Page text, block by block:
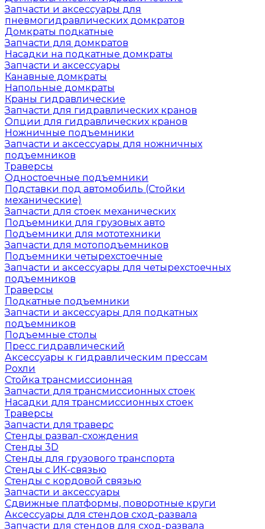
Запчасти и аксессуары для
пневмогидравлических домкратов
Домкраты подкатные
Запчасти для домкратов
Насадки на подкатные домкраты
Запчасти и аксессуары
Канавные домкраты
Напольные домкраты
Краны гидравлические
Запчасти для гидравлических кранов
Опции для гидравлических кранов
Ножничные подъемники
Запчасти и аксессуары для ножничных
подъемников
Траверсы
Одностоечные подъемники
Подставки под автомобиль (Стойки
механические)
Запчасти для стоек механических
Подъемники для грузовых авто
Подъемники для мототехники
Запчасти для мотоподъемников
Подъемники четырехстоечные
Запчасти и аксессуары для четырехстоечных
подъемников
Траверсы
Подкатные подъемники
Запчасти и аксессуары для подкатных
подъемников
Подъемные столы
Пресс гидравлический
Аксессуары к гидравлическим прессам
Рохли
Стойка трансмиссионная
Запчасти для трансмиссионных стоек
Насадки для трансмиссионных стоек
Траверсы
Запчасти для траверс
Стенды развал-схождения
Стенды 3D
Стенды для грузового транспорта
Стенды с ИК-связью
Стенды с кордовой связью
Запчасти и аксессуары
Сдвижные платформы, поворотные круги
Аксессуары для стендов сход-развала
Запчасти для стендов для сход-развала